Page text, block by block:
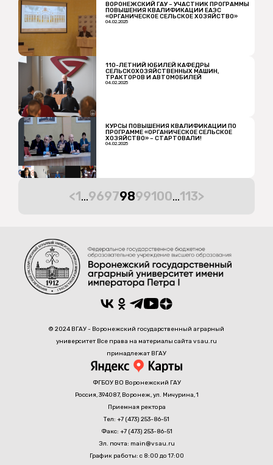
ВОРОНЕЖСКИЙ ГАУ – УЧАСТНИК ПРОГРАММЫ
ПОВЫШЕНИЯ КВАЛИФИКАЦИИ ЕАЭС
«ОРГАНИЧЕСКОЕ СЕЛЬСКОЕ ХОЗЯЙСТВО»
04.02.2025
110-ЛЕТНИЙ ЮБИЛЕЙ КАФЕДРЫ
СЕЛЬСКОХОЗЯЙСТВЕННЫХ МАШИН,
ТРАКТОРОВ И АВТОМОБИЛЕЙ
04.02.2025
КУРСЫ ПОВЫШЕНИЯ КВАЛИФИКАЦИИ ПО
ПРОГРАММЕ «ОРГАНИЧЕСКОЕ СЕЛЬСКОЕ
ХОЗЯЙСТВО» – СТАРТОВАЛИ!
04.02.2025
<1…96979899100…113>
© 2024 ВГАУ - Воронежский государственный аграрный
университет Все права на материалы сайта vsau.ru
принадлежат ВГАУ
ФГБОУ ВО Воронежский ГАУ
Россия, 394087, Воронеж, ул. Мичурина, 1
Приемная ректора
Тел: +7 (473) 253-86-51
Факс: +7 (473) 253-86-51
Эл. почта: main@vsau.ru
График работы: с 8:00 до 17:00